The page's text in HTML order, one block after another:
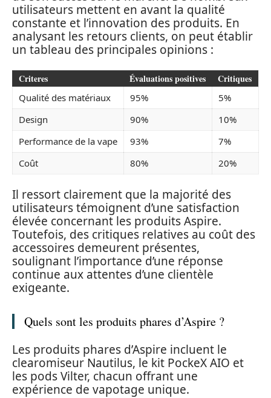
utilisateurs mettent en avant la qualité
constante et l’innovation des produits. En
analysant les retours clients, on peut établir
un tableau des principales opinions :
Criteres Évaluations positives Critiques
Qualité des matériaux 95%
5%
Design
90%
10%
Performance de la vape
93%
7%
Coût
80% 20%
Il ressort clairement que la majorité des
utilisateurs témoignent d’une satisfaction
élevée concernant les produits Aspire.
Toutefois, des critiques relatives au coût des
accessoires demeurent présentes,
soulignant l’importance d’une réponse
continue aux attentes d’une clientèle
exigeante.
Quels sont les produits phares d’Aspire ?
Les produits phares d’Aspire incluent le
clearomiseur Nautilus, le kit PockeX AIO et
les pods Vilter, chacun offrant une
expérience de vapotage unique.